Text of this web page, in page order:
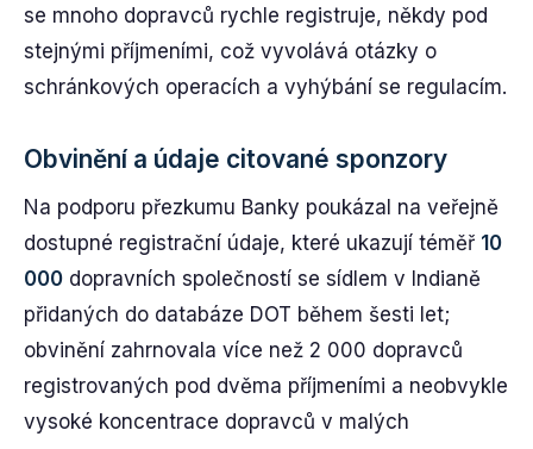
se mnoho dopravců rychle registruje, někdy pod
stejnými příjmeními, což vyvolává otázky o
schránkových operacích a vyhýbání se regulacím.
Obvinění a údaje citované sponzory
Na podporu přezkumu Banky poukázal na veřejně
dostupné registrační údaje, které ukazují téměř 10
000 dopravních společností se sídlem v Indianě
přidaných do databáze DOT během šesti let;
obvinění zahrnovala více než 2 000 dopravců
registrovaných pod dvěma příjmeními a neobvykle
vysoké koncentrace dopravců v malých